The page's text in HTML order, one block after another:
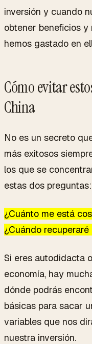
inversión y cuando
obtener beneficios
hemos gastado en
Cómo evitar
China
No es un secreto
más exitosos
los que se
estas dos preguntas:
¿Cuánto me está
¿Cuándo
Si eres autodidacta
economía, hay
dónde podrás
básicas para sacar
variables que nos
nuestra inversión.